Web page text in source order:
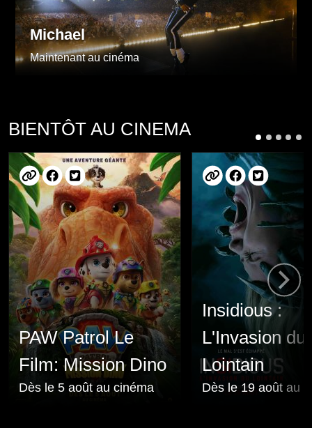
Michael
Maintenant au cinéma
BIENTÔT AU CINEMA
PAW Patrol Le
Film: Mission Dino
Dès le 5 août au cinéma
Insidious :
L'Invasion du
Lointain
Dès le 19 août au